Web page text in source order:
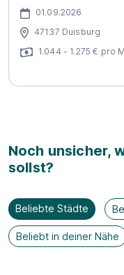
01.09.2026
47137 Duisburg
1.044 - 1.275 € pro
Noch unsicher,
sollst?
Beliebte Städte
Beliebt in deiner Nähe